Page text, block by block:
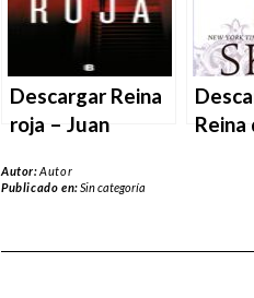
Descargar Reina
roja – Juan
en EPUB | PDF |
Reina
Autor:Autor
Publicado en:Sin categoría